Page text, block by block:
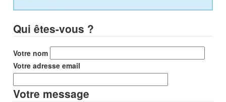
Qui êtes-vous ?
Votre nom
Votre adresse email
Votre message